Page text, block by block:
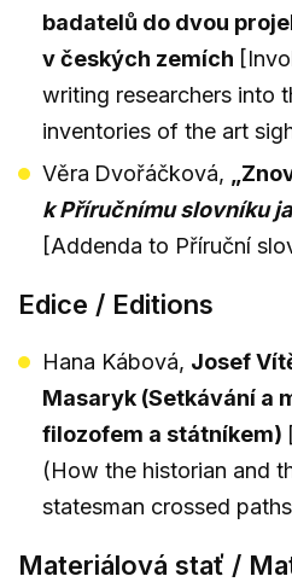
badatelů do dvou
v českých zemích
writing researchers into
inventories of the art
Věra Dvořáčková,
k Příručnímu slovníku
[Addenda to Příruční
Edice / Editions
Hana Kábová, Josef
Masaryk (Setkávání a
filozofem a státníkem)
(How the historian and
statesman crossed
Materiálová stať /